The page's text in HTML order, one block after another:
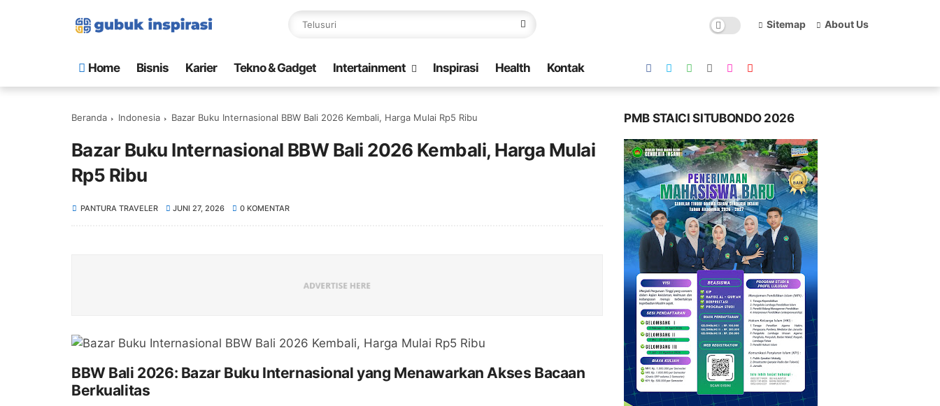
Sitemap About Us
Home Bisnis Karier Tekno & Gadget Intertainment Inspirasi Health Kontak
Beranda Indonesia Bazar Buku Internasional BBW Bali 2026 Kembali, Harga Mulai Rp5 Ribu
Bazar Buku Internasional BBW Bali 2026 Kembali, Harga Mulai
Rp5 Ribu
PANTURA TRAVELER JUNI 27, 2026 0 KOMENTAR
BBW Bali 2026: Bazar Buku Internasional yang Menawarkan Akses Bacaan
Berkualitas
PMB STAICI SITUBONDO 2026